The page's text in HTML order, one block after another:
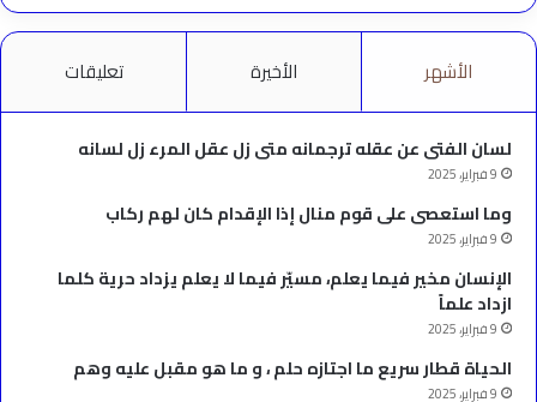
الأشهر الأخيرة تعليقات
لسان الفتى عن عقله ترجمانه متى زل عقل المرء زل لسانه
9 فبراير، 2025
وما استعصى على قوم منال إذا الإقدام كان لهم ركاب
9 فبراير، 2025
الإنسان مخير فيما يعلم، مسيّر فيما لا يعلم يزداد حرية كلما
ازداد علماً
9 فبراير، 2025
الحياة قطار سريع ما اجتازه حلم ، و ما هو مقبل عليه وهم
9 فبراير، 2025